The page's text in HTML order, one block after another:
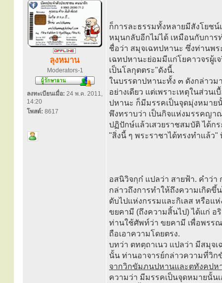
ลุงหมาน
Moderators-1
ลงทะเบียนเมื่อ: 24 พ.ค. 2011,
14:20
โพสต์: 8617
ก็การละธรรมทั้งหลายมีสังโยช
หมุนกลับอีกไม่ได้ เหมือนกับกา
ชื่อว่า สมุจเฉทปหานะ ซึ่งท่านพร
เฉทปหานะย่อมมีแก่โยคาวจรผู้
เป็นโลกุตตระ"ดังนี้.
ในบรรดาปหานะทั้ง ๓ ดังกล่าว
อย่างเดียว แต่เพราะเหตุในส่ว
ปหานะ ก็มีมรรคเป็นจุดมุ่งหมาย
พึงทราบว่า เป็นกิจแห่งมรรคญา
ปฏิปักษ์แล้วเสวยราชสมบัติ ได้ก
"สิ่งนี้ ๆ พระราชาได้ทรงทำแล้ว"
อสนิวิจกฺก๋ แปลว่า สายฟ้า. คำว่า
กล่าวถึงการทำให้ถึงความเกิด
ดับไปแห่งกรรมและกิเลส หรือแ
ขยคามี (ถึงความสิ้นไป) ได้แก่ อ
ท่านใช้ศัพท์ว่า ขยคามี เพื่อพรร
ถือเอาความโดยตรง.
บทว่า ตทตฺถาเนว แปลว่า มีสมุจ
นั้น ท่านอาจารย์กล่าวความที่วิ
จากวิกขัมภนปหานและตทังคปห
ความว่า มีมรรคเป็นจุดหมายนั้นเ